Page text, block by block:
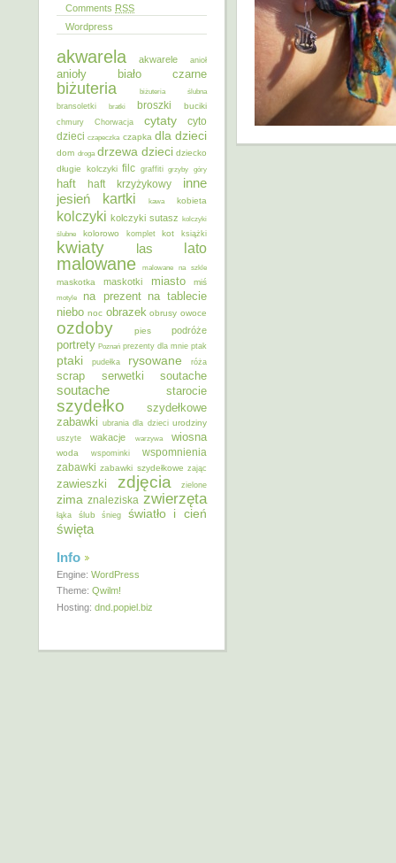
Comments RSS
Wordpress
akwarela akwarele anioł
anioły biało czarne
biżuteria
biżuteria ślubna
bransoletki
bratki broszki buciki
chmury Chorwacja cytaty
cyto
dzieci czapeczka czapka dla dzieci
dom droga drzewa dzieci dziecko
długie kolczyki filc graffiti grzyby góry
haft haft krzyżykowy inne
jesień kartki kawa kobieta
kolczyki kolczyki sutasz kolczyki
ślubne
kolorowo komplet kot książki
kwiaty las lato
malowane malowane na szkle
maskotka maskotki miasto miś
motyle na prezent na tablecie
niebo noc obrazek obrusy owoce
ozdoby pies podróże
portrety Poznań prezenty dla mnie ptak
ptaki pudełka rysowane róża
scrap serwetki soutache
soutache starocie
szydełko
szydełkowe
zabawki ubrania dla dzieci urodziny
uszyte wakacje warzywa wiosna
woda wspominki
wspomnienia
zabawki zabawki szydełkowe zając
zawieszki zdjęcia zielone
zima znaleziska zwierzęta
łąka ślub śnieg światło i cień
święta
Info
Engine: WordPress
Theme: Qwilm!
Hosting: dnd.popiel.biz